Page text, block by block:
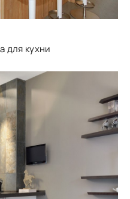
для кухни